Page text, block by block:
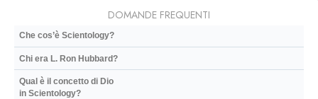
DOMANDE FREQUENTI
Che cos’è Scientology?
Chi era L. Ron Hubbard?
Qual è il concetto di Dio
in Scientology?